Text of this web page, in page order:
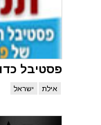
פסטיבל
אילת ישראל